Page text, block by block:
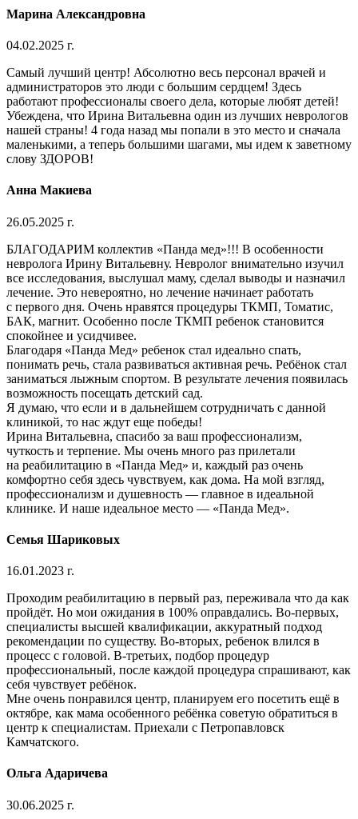
Марина Александровна
04.02.2025 г.
Самый лучший центр! Абсолютно весь персонал врачей и
администраторов это люди с большим сердцем! Здесь
работают профессионалы своего дела, которые любят детей!
Убеждена, что Ирина Витальевна один из лучших неврологов
нашей страны! 4 года назад мы попали в это место и сначала
маленькими, а теперь большими шагами, мы идем к заветному
слову ЗДОРОВ!
Анна Макиева
26.05.2025 г.
БЛАГОДАРИМ коллектив «Панда мед»!!! В особенности
невролога Ирину Витальевну. Невролог внимательно изучил
все исследования, выслушал маму, сделал выводы и назначил
лечение. Это невероятно, но лечение начинает работать
с первого дня. Очень нравятся процедуры ТКМП, Томатис,
БАК, магнит. Особенно после ТКМП ребенок становится
спокойнее и усидчивее.
Благодаря «Панда Мед» ребенок стал идеально спать,
понимать речь, стала развиваться активная речь. Ребёнок стал
заниматься лыжным спортом. В результате лечения появилась
возможность посещать детский сад.
Я думаю, что если и в дальнейшем сотрудничать с данной
клиникой, то нас ждут еще победы!
Ирина Витальевна, спасибо за ваш профессионализм,
чуткость и терпение. Мы очень много раз прилетали
на реабилитацию в «Панда Мед» и, каждый раз очень
комфортно себя здесь чувствуем, как дома. На мой взгляд,
профессионализм и душевность — главное в идеальной
клинике. И наше идеальное место — «Панда Мед».
Семья Шариковых
16.01.2023 г.
Проходим реабилитацию в первый раз, переживала что да как
пройдёт. Но мои ожидания в 100% оправдались. Во-первых,
специалисты высшей квалификации, аккуратный подход
рекомендации по существу. Во-вторых, ребенок влился в
процесс с головой. В-третьих, подбор процедур
профессиональный, после каждой процедура спрашивают, как
себя чувствует ребёнок.
Мне очень понравился центр, планируем его посетить ещё в
октябре, как мама особенного ребёнка советую обратиться в
центр к специалистам. Приехали с Петропавловск
Камчатского.
Ольга Адаричева
30.06.2025 г.